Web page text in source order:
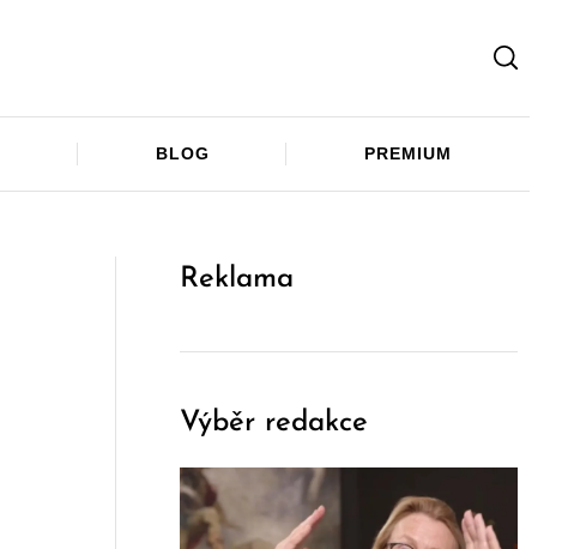
BLOG PREMIUM
Reklama
Výběr redakce